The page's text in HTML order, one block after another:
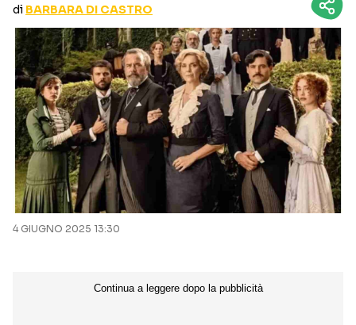
RECENSIONI
Seguici sui social
di BARBARA DI CASTRO
4 GIUGNO 2025 13:30